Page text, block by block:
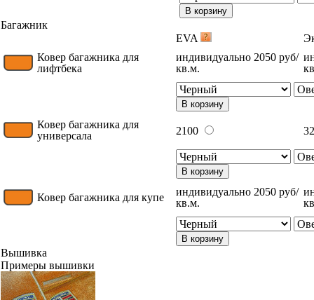
В корзину
Багажник
EVA
Ковер багажника для
лифтбека
индивидуально 2050 руб/
кв.м.
В корзину
Ковер багажника для
универсала
2100
В корзину
Ковер багажника для купе
индивидуально 2050 руб/
кв.м.
В корзину
Вышивка
Примеры вышивки